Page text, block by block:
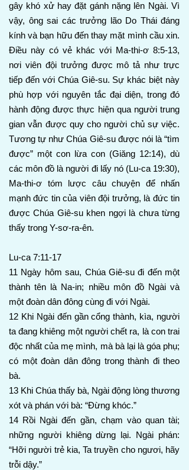
gây khó xử hay đặt gánh nặng lên Ngài. Vì
vậy, ông sai các trưởng lão Do Thái đáng
kính và bạn hữu đến thay mặt mình cầu xin.
Điều này có vẻ khác với Ma-thi-ơ 8:5-13,
nơi viên đội trưởng được mô tả như trực
tiếp đến với Chúa Giê-su. Sự khác biệt này
phù hợp với nguyên tắc đại diện, trong đó
hành động được thực hiện qua người trung
gian vẫn được quy cho người chủ sự việc.
Tương tự như Chúa Giê-su được nói là “tìm
được” một con lừa con (Giăng 12:14), dù
các môn đồ là người đi lấy nó (Lu-ca 19:30),
Ma-thi-ơ tóm lược câu chuyện để nhấn
mạnh đức tin của viên đội trưởng, là đức tin
được Chúa Giê-su khen ngợi là chưa từng
thấy trong Y-sơ-ra-ên.
Lu-ca 7:11-17
11 Ngày hôm sau, Chúa Giê-su đi đến một
thành tên là Na-in; nhiều môn đồ Ngài và
một đoàn dân đông cùng đi với Ngài.
12 Khi Ngài đến gần cổng thành, kìa, người
ta đang khiêng một người chết ra, là con trai
độc nhất của mẹ mình, mà bà lại là góa phụ;
có một đoàn dân đông trong thành đi theo
bà.
13 Khi Chúa thấy bà, Ngài động lòng thương
xót và phán với bà: “Đừng khóc.”
14 Rồi Ngài đến gần, chạm vào quan tài;
những người khiêng dừng lại. Ngài phán:
“Hỡi người trẻ kia, Ta truyền cho ngươi, hãy
trỗi dậy.”